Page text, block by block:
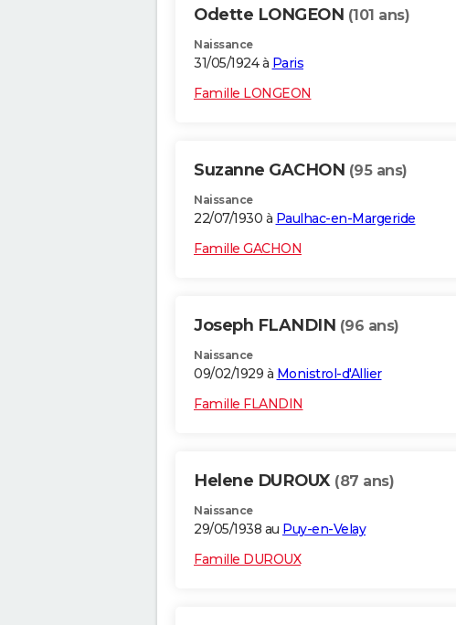
Odette LONGEON (101 ans)
Naissance
31/05/1924 à Paris
Famille LONGEON
Suzanne GACHON (95 ans)
Naissance
22/07/1930 à Paulhac-en-Margeride
Famille GACHON
Joseph FLANDIN (96 ans)
Naissance
09/02/1929 à Monistrol-d'Allier
Famille FLANDIN
Helene DUROUX (87 ans)
Naissance
29/05/1938 au Puy-en-Velay
Famille DUROUX